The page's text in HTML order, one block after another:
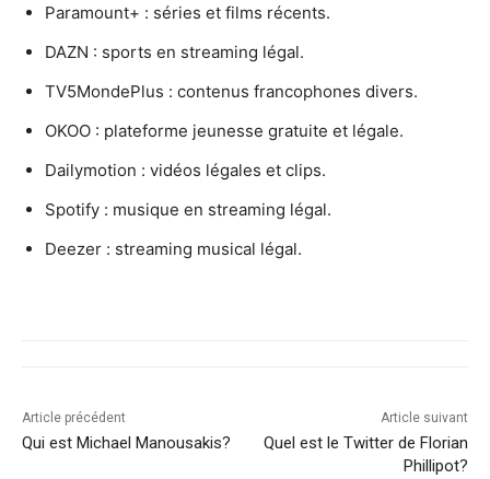
Paramount+ : séries et films récents.
DAZN : sports en streaming légal.
TV5MondePlus : contenus francophones divers.
OKOO : plateforme jeunesse gratuite et légale.
Dailymotion : vidéos légales et clips.
Spotify : musique en streaming légal.
Deezer : streaming musical légal.
Article précédent
Qui est Michael Manousakis?
Article suivant
Quel est le Twitter de Florian
Phillipot?